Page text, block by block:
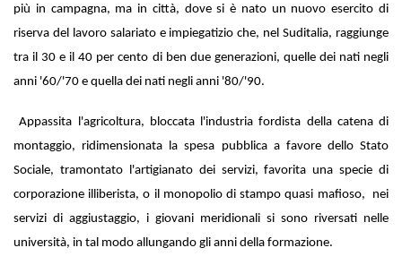
più in campagna, ma in città, dove si è nato un nuovo esercito di
riserva del lavoro salariato e impiegatizio che, nel Suditalia, raggiunge
tra il 30 e il 40 per cento di ben due generazioni, quelle dei nati negli
anni '60/'70 e quella dei nati negli anni '80/'90.
Appassita l'agricoltura, bloccata l'industria fordista della catena di
montaggio, ridimensionata la spesa pubblica a favore dello Stato
Sociale, tramontato l'artigianato dei servizi, favorita una specie di
corporazione illiberista, o il monopolio di stampo quasi mafioso, nei
servizi di aggiustaggio, i giovani meridionali si sono riversati nelle
università, in tal modo allungando gli anni della formazione.